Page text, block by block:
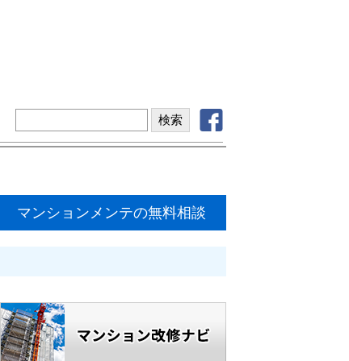
マンションメンテの無料相談